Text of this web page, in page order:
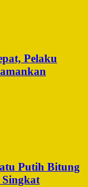
Pelaku
Putih Bitung